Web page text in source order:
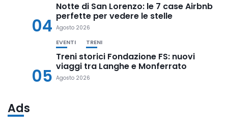
04
Notte di San Lorenzo: le 7 case Airbnb
perfette per vedere le stelle
Agosto 2026
05
EVENTI TRENI
Treni storici Fondazione FS: nuovi
viaggi tra Langhe e Monferrato
Agosto 2026
Ads